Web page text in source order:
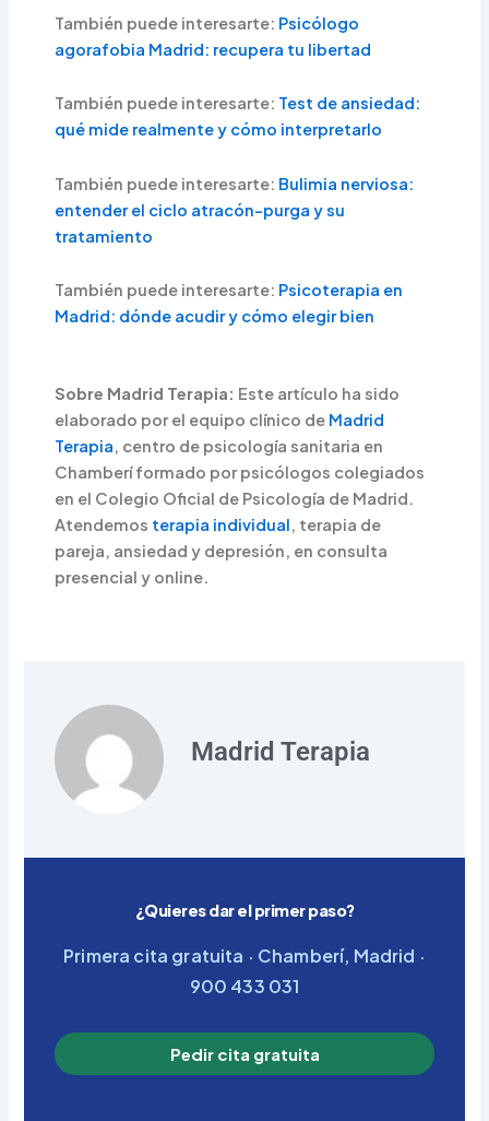
También puede interesarte: Psicólogo
agorafobia Madrid: recupera tu libertad
También puede interesarte: Test de ansiedad:
qué mide realmente y cómo interpretarlo
También puede interesarte: Bulimia nerviosa:
entender el ciclo atracón-purga y su
tratamiento
También puede interesarte: Psicoterapia en
Madrid: dónde acudir y cómo elegir bien
Sobre Madrid Terapia: Este artículo ha sido
elaborado por el equipo clínico de Madrid
Terapia, centro de psicología sanitaria en
Chamberí formado por psicólogos colegiados
en el Colegio Oficial de Psicología de Madrid.
Atendemos terapia individual, terapia de
pareja, ansiedad y depresión, en consulta
presencial y online.
Madrid Terapia
¿Quieres dar el primer paso?
Primera cita gratuita · Chamberí, Madrid ·
900 433 031
Pedir cita gratuita